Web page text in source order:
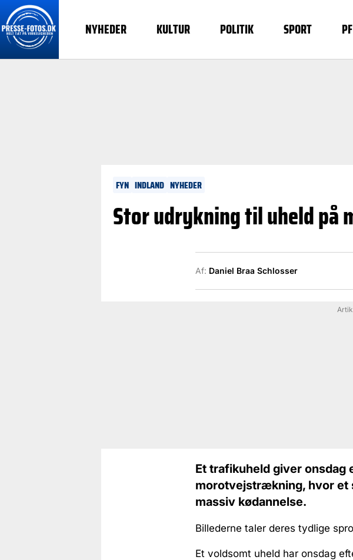
NYHEDER KULTUR POLITIK SPORT
FYN INDLAND NYHEDER
Stor udrykning til uheld
Af: Daniel Braa Schlosser
Et trafikuheld giver onsdag
morotvejstrækning, hvor et
massiv kødannelse.
Billederne taler deres tydlige
Et voldsomt uheld har onsdag